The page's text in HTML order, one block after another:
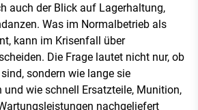
auch der Blick auf Lagerhaltung,
Was im Normalbetrieb als
kann im Krisenfall über
Die Frage lautet nicht nur, ob
sondern wie lange sie
und wie schnell Ersatzteile, Munition,
nachgeliefert